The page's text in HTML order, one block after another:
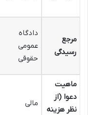
مرجع
رسیدگی
دادگاه
عمومی
حقوقی
ماهیت
دعوا (از
نظر هزینه
مالی